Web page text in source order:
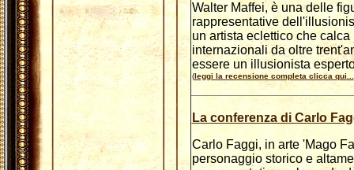
Walter Maffei, è una delle
rappresentative
un artista eclettico che calca
internazionali da oltre
essere un illusionista
(leggi la recensione completa clicca qui...
La conferenza di Carlo
Carlo Faggi, in arte 'Mago
personaggio storico e